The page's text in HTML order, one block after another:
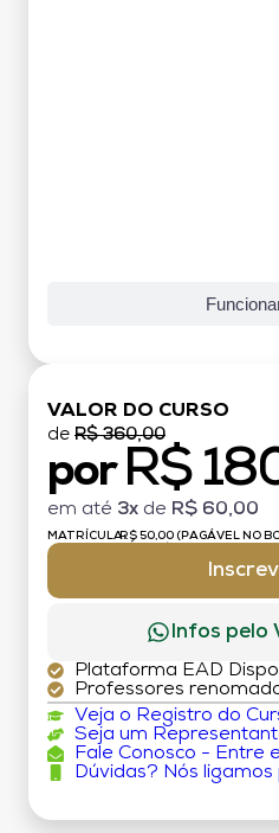
VALOR DO CURSO
de R$ 360,00
por R$
em até 3x de R$ 60,00
MATRÍCULA:R$ 50,00 (PAGÁVEL NO
Infos pelo
Plataforma EAD
Professores
Veja o Registro do
Seja um
Fale Conosco - Entre
Dúvidas? Nós ligamos